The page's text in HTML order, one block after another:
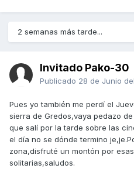
2 semanas más tarde...
Invitado Pako-30
Publicado 28 de Junio
Pues yo también me perdí el
sierra de Gredos,vaya pedazo
que salí por la tarde sobre las
el día no se dónde termino
zona,disfruté un montón por
solitarias,saludos.